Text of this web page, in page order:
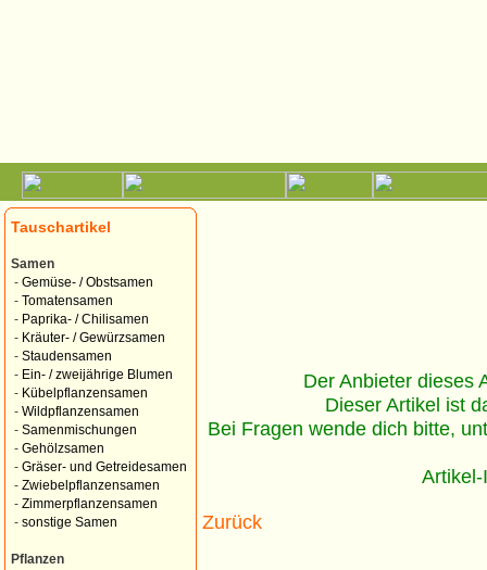
Tauschartikel
Samen
- Gemüse- / Obstsamen
- Tomatensamen
- Paprika- / Chilisamen
- Kräuter- / Gewürzsamen
- Staudensamen
- Ein- / zweijährige Blumen
- Kübelpflanzensamen
- Wildpflanzensamen
- Samenmischungen
- Gehölzsamen
- Gräser- und Getreidesamen
- Zwiebelpflanzensamen
- Zimmerpflanzensamen
- sonstige Samen
Pflanzen
Der Anbieter dieses
Dieser Artikel ist
Bei Fragen wende dich bitte,
Zurück